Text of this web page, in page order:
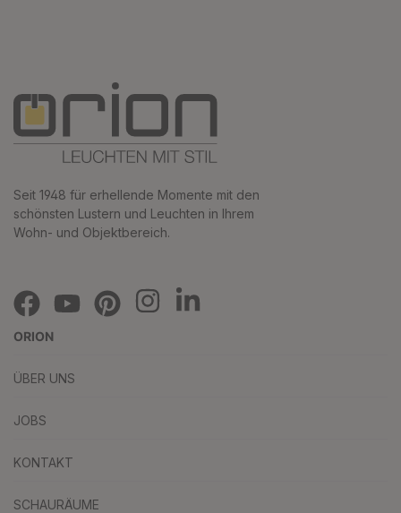
Seit 1948 für erhellende Momente mit den
schönsten Lustern und Leuchten in Ihrem
Wohn- und Objektbereich.
ORION
ÜBER UNS
JOBS
KONTAKT
SCHAURÄUME